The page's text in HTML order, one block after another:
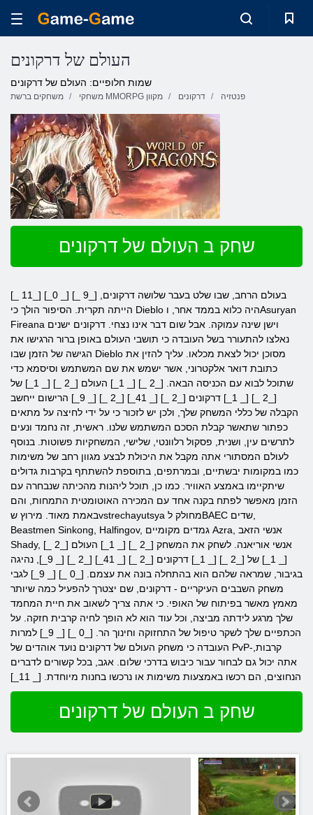
העולם של דרקונים
שמות חלופיים: העולם של דרקונים
משחקים ברשת משחקי MMORPG מקוון דרקונים פנטזיה
שחק ב העולם של דרקונים
[_ 11_] [_0 _] [_ 9_] בעולם הרחב, שבו שלט בעבר שלושה דרקונים,
הייתה תקרית. הסיפור הולך כי Dieblo היה כלוא בממד אחר, וAsuryan
Fireana וישן שינה עמוקה. אבל שום דבר אינו נצחי. דרקונים ישנים
נאלצו להתעורר בשל העובדה כי תושבי העולם באופן ברור הרגישו את
הגישה של הזמן שבו Dieblo מסוכן יכול לצאת מכלאו. עליך להזין את
כתובת דואר אלקטרוני, אשר ישמש את שם המשתמש וסיסמא כדי
שתוכל לבוא עם הכניסה הבאה. [_2 _] [_ 1_] העולם [_2 _] [_ 1_] של
[_2 _] [_ 1_] דרקונים [_2 _] [_ 41_] [_2 _] [_ 9_] הרישום ייחשב
הקבלה של כללי המשחק שלך, ולכן יש לזכור כי על ידי לחיצה על מתאים
כפתור שתאשר קבלת הסכם המשתמש שלנו. ראשית, זה נחמד ונעים
לתרשים עין, ושנית, פסקול רלוונטי, שלישי, המשחקיות פשוטות. בנוסף
לעולם המסתורי אתה מקבל את היכולת לבצע מגוון רחב של משימות
כמו במקומות יבשתיים, ובמרתפים, בתוספת להשתתף בקרבות גדולים
שיתקיימו באמצע האוויר. כמו כן, תוכל ליהנות מהכיתה שנבחרה עם
הזמן מאפשר לפתח בקנה אחד עם המכירה האוטומטית התמחות, והם
באמת מאוד. מירוץ שvstrechayutsya מחולק לBAEC שדים,
Beastmen Sinkong, Halfingov, גמדים מקומיים Azra, אנשי הזאב
Shady, אנשי אוריאנה. לשחק את המשחק [_2 _] [_ 1_] העולם [_2 _]
[_ 1_] של [_2 _] [_ 1_] דרקונים [_2 _] [_ 41_] [_2 _] [_ 9_], נהיגה
בגיבור, שמראה שלהם הוא בהתחלה בונה את עצמם. [_0 _] [_ 9_] לגבי
משחק השבבים העיקריים - דרקונים, שם יצטרך להפעיל כמה שיותר
מאמץ מאשר בפיתוח של האופי. כי אתה צריך לשאוב את חיית המחמד
שלך מרגע לידתה מביצה, וכל עוד הוא לא הופך לחיה קרבית חזקה. על
הכתפיים שלך לשקר טיפול של התחזוקה וחינוך הר. [_0 _] [_ 9_] למרות
העובדה כי משחק העולם של דרקונים נועד אוהדים של PvP-קרבות,
אתה יכול גם לבחור עבור כיבוש בדרכי שלום. אגב, בכל קשורים לדברים
הנחוצים, הם רכשו באמצעות משימות או נרכשו בחנות מיוחדת. [_ 11_]
שחק ב העולם של דרקונים